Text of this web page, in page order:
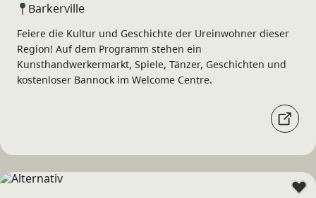
Barkerville
Feiere die Kultur und Geschichte der Ureinwohner dieser
Region! Auf dem Programm stehen ein
Kunsthandwerkermarkt, Spiele, Tänzer, Geschichten und
kostenloser Bannock im Welcome Centre.